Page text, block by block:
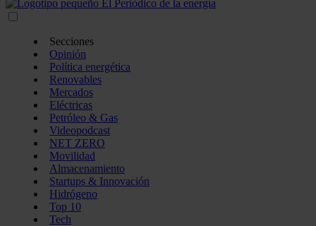
Secciones
Opinión
Política energética
Renovables
Mercados
Eléctricas
Petróleo & Gas
Videopodcast
NET ZERO
Movilidad
Almacenamiento
Startups & Innovación
Hidrógeno
Top 10
Tech